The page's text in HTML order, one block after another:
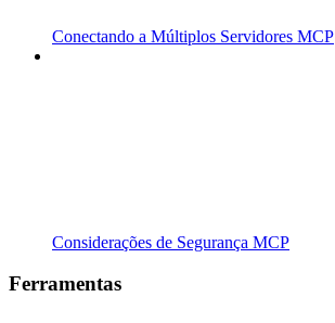
Conectando a Múltiplos Servidores MCP
Considerações de Segurança MCP
Ferramentas